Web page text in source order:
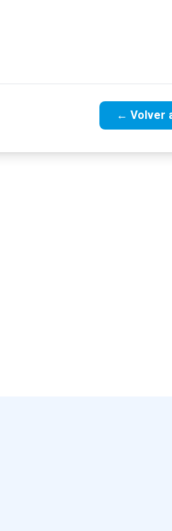
← Volver